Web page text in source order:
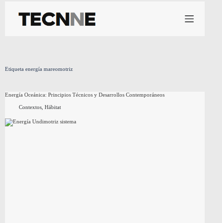
contenido
Etiqueta energía mareomotriz
Energía Oceánica: Principios Técnicos y Desarrollos Contemporáneos
Contextos, Hábitat